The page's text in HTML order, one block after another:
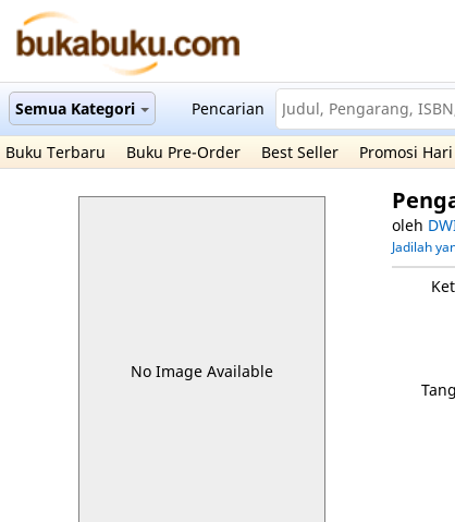
Semua Kategori Pencarian
Buku Terbaru
Buku Pre-Order Best Seller Promosi
No Image Available
oleh
Jadilah